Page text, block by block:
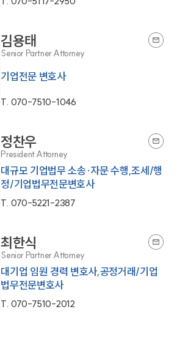
김용태
Senior Partner Attorney
기업전문 변호사
T. 070-7510-1046
정찬우
President Attorney
대규모 기업법무 소송·자문 수행,조세/행
정/기업법무전문변호사
T. 070-5221-2387
최한식
Senior Partner Attorney
대기업 임원 경력 변호사,공정거래/기업
법무전문변호사
T. 070-7510-2012